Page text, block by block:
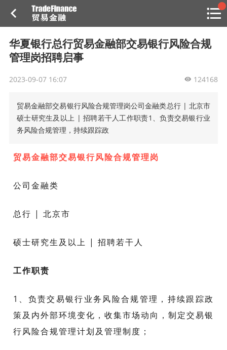
华夏银行总行​贸易金融部交易银行风险合规
管理岗招聘启事
2023-09-07 16:07 124168
贸易金融部交易银行风险合规管理岗公司金融类总行 | 北京市
硕士研究生及以上 | 招聘若干人工作职责1、负责交易银行业
务风险合规管理，持续跟踪政
贸易金融部交易银行风险合规管理岗
公司金融类
总行 | 北京市
硕士研究生及以上 | 招聘若干人
工作职责
1、负责交易银行业务风险合规管理，持续跟踪政
策及内外部环境变化，收集市场动向，制定交易银
行风险合规管理计划及管理制度；
热
点
栏
目
贸金说图
专家投稿
贸金招聘
贸金微博
贸金书店
贸金投融（投融资信息平台）
活动
研习社
消息
贸金书城